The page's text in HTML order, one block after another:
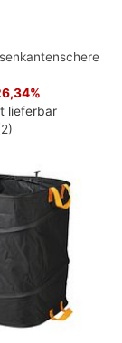
lieferbar